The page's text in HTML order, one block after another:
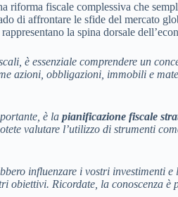
riforma fiscale complessiva che
di affrontare le sfide del mercato
la spina dorsale
è essenziale comprendere un
azioni, obbligazioni, immobili e
è la pianificazione fiscale
valutare l’utilizzo di strumenti
influenzare i vostri
obiettivi. Ricordate, la conoscenza